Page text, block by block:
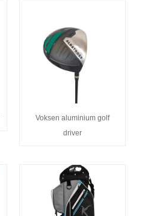
Voksen aluminium golf
driver